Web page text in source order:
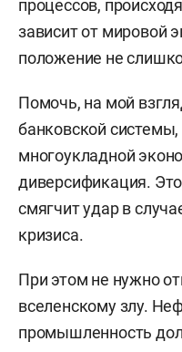
процессов,
зависит от мировой
положение не
Помочь, на мой
банковской
многоукладной
диверсификация.
смягчит удар в
кризиса.
При этом не нужно
вселенскому злу.
промышленность